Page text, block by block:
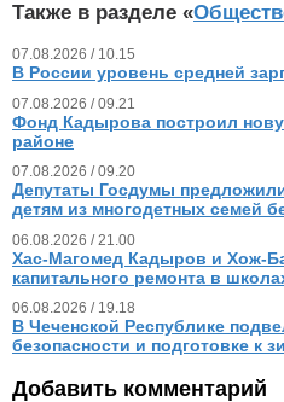
Также в разделе «
07.08.2026 / 10.15
В России уровень средней
07.08.2026 / 09.21
Фонд Кадырова построил
районе
07.08.2026 / 09.20
Депутаты Госдумы
детям из многодетных семей
06.08.2026 / 21.00
Хас-Магомед Кадыров и Хож-
капитального ремонта в
06.08.2026 / 19.18
В Чеченской Республике
безопасности и подготовке к
Добавить комментарий